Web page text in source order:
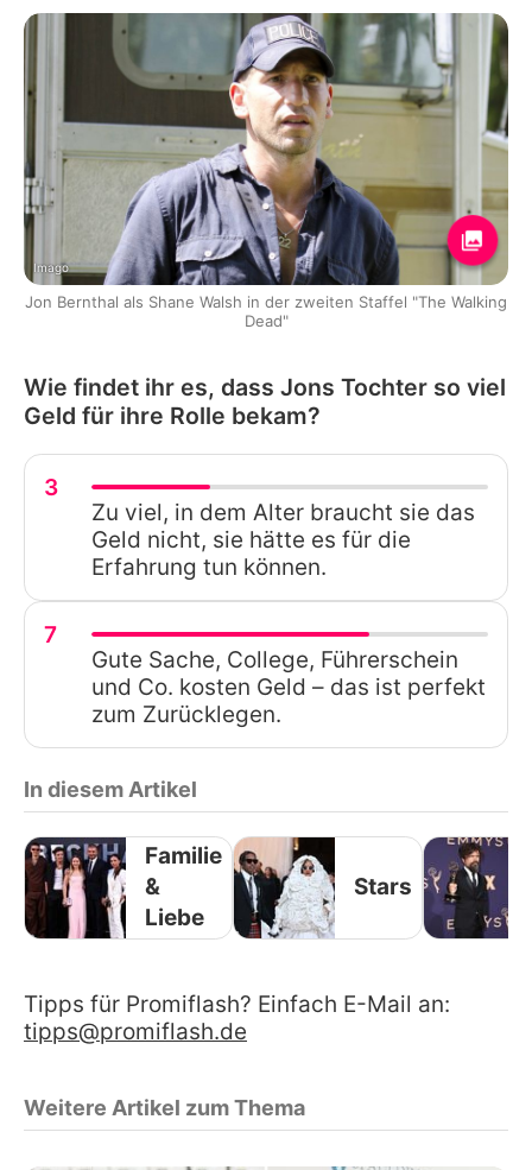
Imago
Jon Bernthal als Shane Walsh in der zweiten Staffel "The Walking
Dead"
Wie findet ihr es, dass Jons Tochter so viel
Geld für ihre Rolle bekam?
3
Zu viel, in dem Alter braucht sie das
Geld nicht, sie hätte es für die
Erfahrung tun können.
7
Gute Sache, College, Führerschein
und Co. kosten Geld – das ist perfekt
zum Zurücklegen.
In diesem Artikel
Familie
&
Liebe
Stars
Tipps für Promiflash? Einfach E-Mail an:
tipps@promiflash.de
Weitere Artikel zum Thema